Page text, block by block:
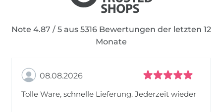
Note 4.87 / 5 aus 5316 Bewertungen der letzten 12
Monate
08.08.2026
Tolle Ware, schnelle Lieferung. Jederzeit wieder